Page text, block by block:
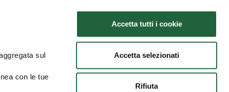
sul
con le tue
Accetta tutti i cookie
Accetta selezionati
Rifiuta
28/05/2026
Avviso agli azionisti